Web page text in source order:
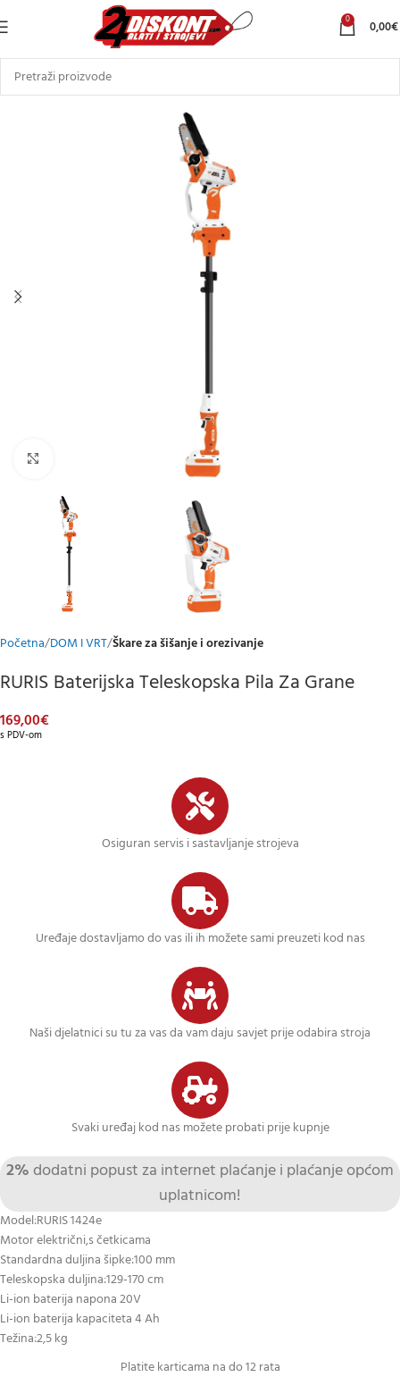
0 0,00€
Početna DOM I VRT Škare za šišanje i orezivanje
RURIS Baterijska Teleskopska Pila Za Grane
169,00€
s PDV-om
Osiguran servis i sastavljanje strojeva
Uređaje dostavljamo do vas ili ih možete sami preuzeti kod nas
Naši djelatnici su tu za vas da vam daju savjet prije odabira stroja
Svaki uređaj kod nas možete probati prije kupnje
2% dodatni popust za internet plaćanje i plaćanje općom
uplatnicom!
Model:RURIS 1424e
Motor električni,s četkicama
Standardna duljina šipke:100 mm
Teleskopska duljina:129-170 cm
Li-ion baterija napona 20V
Li-ion baterija kapaciteta 4 Ah
Težina:2,5 kg
Platite karticama na do 12 rata